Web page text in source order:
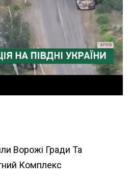
Ворожі Гради Та
Комплекс